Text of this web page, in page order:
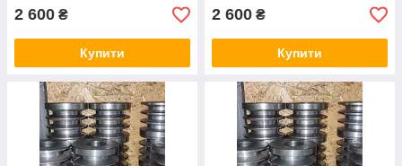
2 600 ₴
Купити
2 600 ₴
Купити